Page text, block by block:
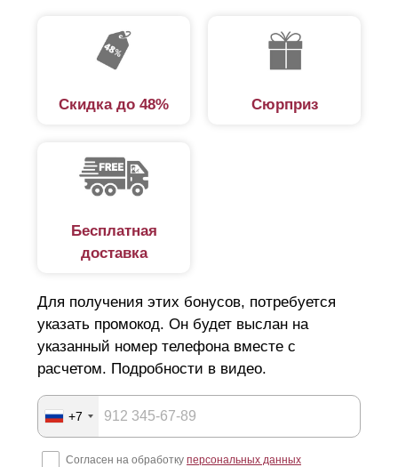
Скидка до 48% Сюрприз
Бесплатная
доставка
Для получения этих бонусов, потребуется
указать промокод. Он будет выслан на
указанный номер телефона вместе с
расчетом. Подробности в видео.
+7
Согласен на обработку персональных данных